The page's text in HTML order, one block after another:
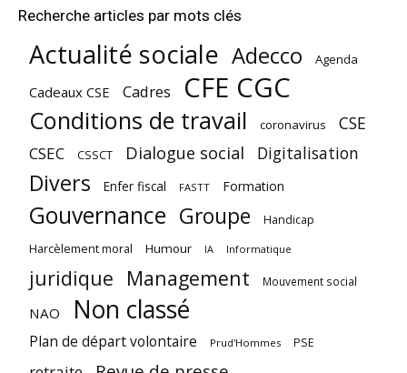
Recherche articles par mots clés
Actualité sociale Adecco Agenda
Cadeaux CSE Cadres CFE CGC
Conditions de travail coronavirus CSE
CSEC CSSCT Dialogue social Digitalisation
Divers Enfer fiscal FASTT Formation
Gouvernance Groupe Handicap
Harcèlement moral Humour IA Informatique
juridique Management Mouvement social
NAO Non classé
Plan de départ volontaire Prud'Hommes PSE